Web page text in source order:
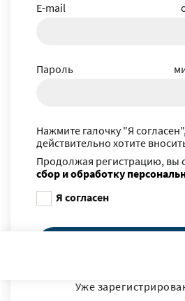
E-mail
Пароль
Нажмите галочку "Я
действительно хотите
Продолжая регистрацию, вы
сбор и обработку
Я согласен
Уже